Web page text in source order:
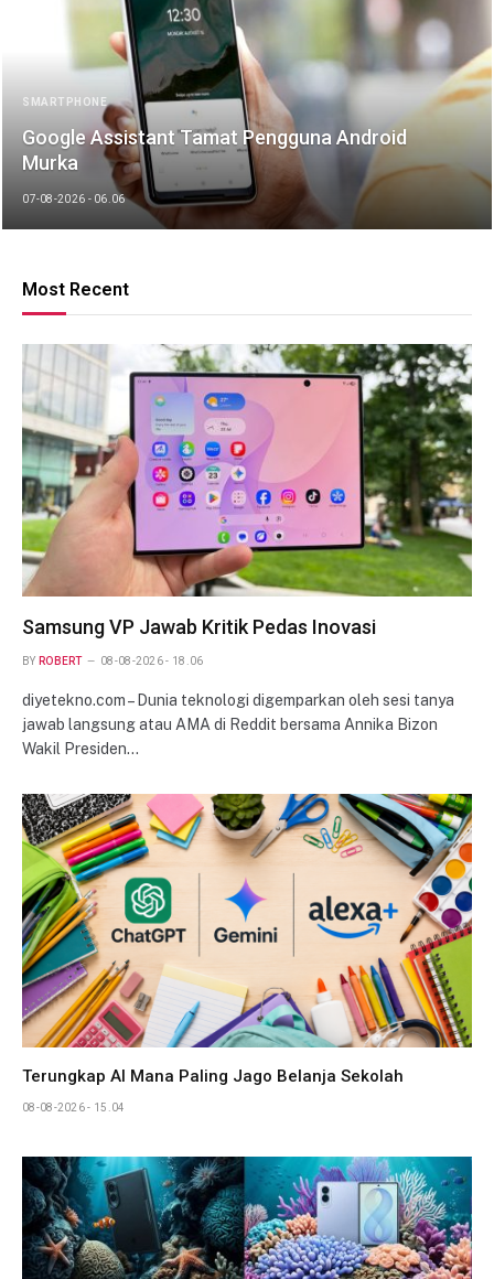
SMARTPHONE
Google Assistant Tamat Pengguna Android
Murka
07-08-2026 - 06.06
Most Recent
Samsung VP Jawab Kritik Pedas Inovasi
BY ROBERT 08-08-2026 - 18.06
diyetekno.com – Dunia teknologi digemparkan oleh sesi tanya
jawab langsung atau AMA di Reddit bersama Annika Bizon
Wakil Presiden…
Terungkap AI Mana Paling Jago Belanja Sekolah
08-08-2026 - 15.04